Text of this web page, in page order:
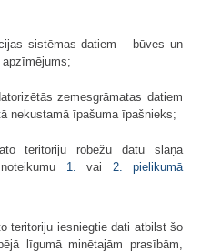
sistēmas datiem – būves un
zemesgrāmatas datiem
nekustamā īpašuma īpašnieks;
teritoriju robežu datu slāņa
1.vai 2. pielikumā
teritoriju iesniegtie dati atbilst šo
līgumā minētajām prasībām,